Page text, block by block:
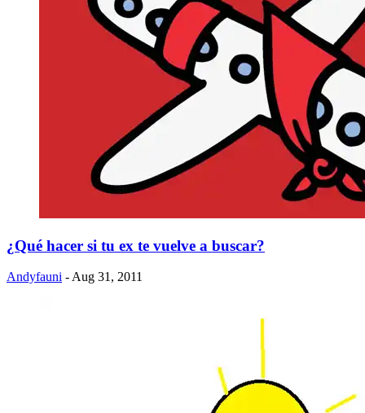
¿Qué hacer si tu ex te vuelve a buscar?
Andyfauni - Aug 31, 2011